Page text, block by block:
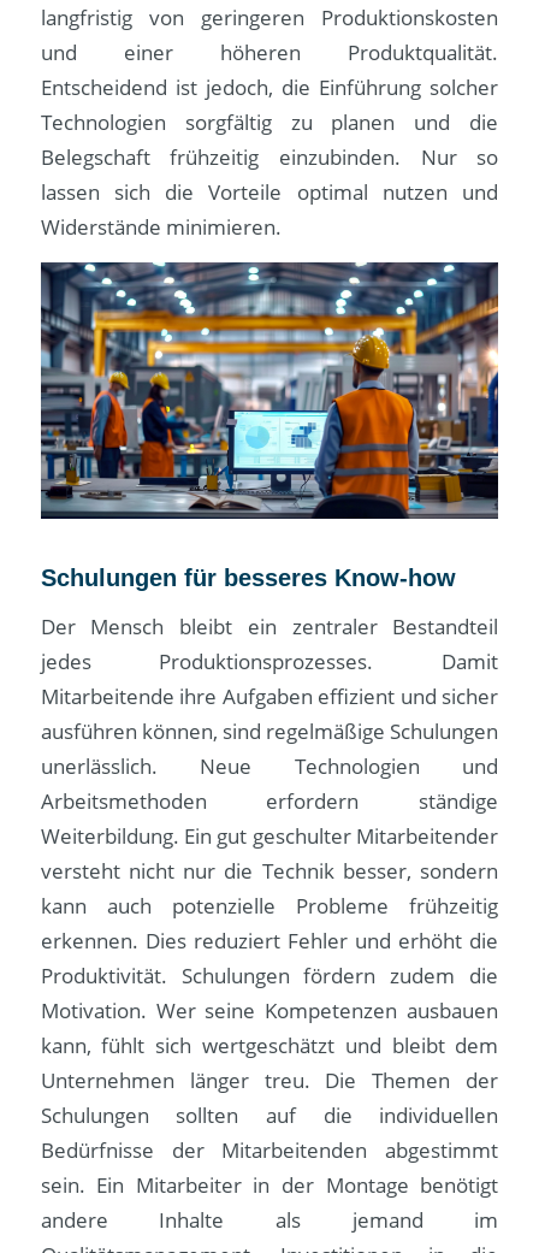
langfristig von geringeren Produktionskosten
und einer höheren Produktqualität.
Entscheidend ist jedoch, die Einführung solcher
Technologien sorgfältig zu planen und die
Belegschaft frühzeitig einzubinden. Nur so
lassen sich die Vorteile optimal nutzen und
Widerstände minimieren.
Schulungen für besseres Know-how
Der Mensch bleibt ein zentraler Bestandteil
jedes Produktionsprozesses. Damit
Mitarbeitende ihre Aufgaben effizient und sicher
ausführen können, sind regelmäßige Schulungen
unerlässlich. Neue Technologien und
Arbeitsmethoden erfordern ständige
Weiterbildung. Ein gut geschulter Mitarbeitender
versteht nicht nur die Technik besser, sondern
kann auch potenzielle Probleme frühzeitig
erkennen. Dies reduziert Fehler und erhöht die
Produktivität. Schulungen fördern zudem die
Motivation. Wer seine Kompetenzen ausbauen
kann, fühlt sich wertgeschätzt und bleibt dem
Unternehmen länger treu. Die Themen der
Schulungen sollten auf die individuellen
Bedürfnisse der Mitarbeitenden abgestimmt
sein. Ein Mitarbeiter in der Montage benötigt
andere Inhalte als jemand im